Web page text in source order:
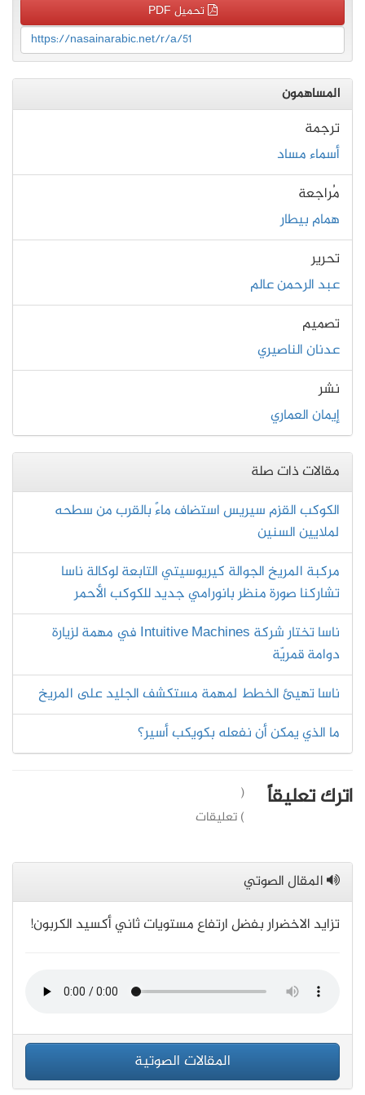
تحميل PDF
https://nasainarabic.net/r/a/51
المساهمون
ترجمة
أسماء مساد
مُراجعة
همام بيطار
تحرير
عبد الرحمن عالم
تصميم
عدنان الناصيري
نشر
إيمان العماري
مقالات ذات صلة
الكوكب القزم سيريس استضاف ماءً بالقرب من سطحه
لملايين السنين
مركبة المريخ الجوالة كيريوسيتي التابعة لوكالة ناسا
تشاركنا صورة منظر بانورامي جديد للكوكب الأحمر
ناسا تختار شركة Intuitive Machines في مهمة لزيارة
دوامة قمريّة
ناسا تهيئ الخطط لمهمة مستكشف الجليد على المريخ
ما الذي يمكن أن نفعله بكويكب أسير؟
اترك تعليقاً
(
) تعليقات
المقال الصوتي
تزايد الاخضرار بفضل ارتفاع مستويات ثاني أكسيد الكربون!
المقالات الصوتية